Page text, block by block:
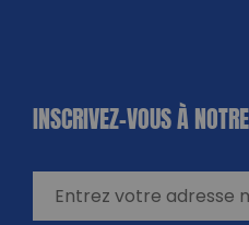
INSCRIVEZ-VOUS À